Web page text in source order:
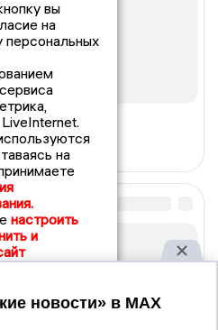
вы
на
персональных
на
настроить
и